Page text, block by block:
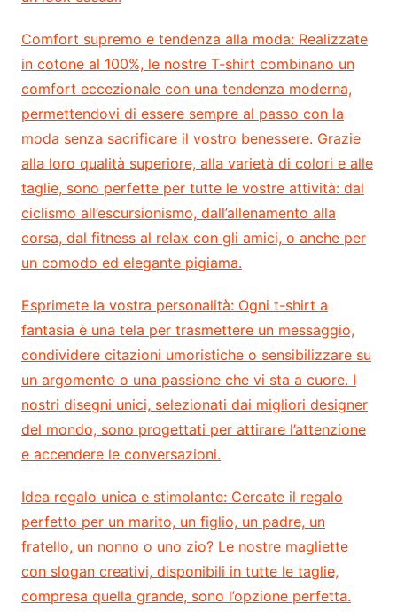
Comfort supremo e tendenza alla moda:Realizzate
in cotone al 100%, le nostre T-shirt combinano un
comfort eccezionale con una tendenza moderna,
permettendovi di essere sempre al passo con la
moda senza sacrificare il vostro benessere. Grazie
alla loro qualità superiore, alla varietà di colori e alle
taglie, sono perfette per tutte le vostre attività: dal
ciclismo all’escursionismo, dall’allenamento alla
corsa, dal fitness al relax con gli amici, o anche per
un comodo ed elegante pigiama.
Esprimete la vostra personalità:Ogni t-shirt a
fantasia è una tela per trasmettere un messaggio,
condividere citazioni umoristiche o sensibilizzare su
un argomento o una passione che vi sta a cuore. I
nostri disegni unici, selezionati dai migliori designer
del mondo, sono progettati per attirare l’attenzione
e accendere le conversazioni.
Idea regalo unica e stimolante:Cercate il regalo
perfetto per un marito, un figlio, un padre, un
fratello, un nonno o uno zio? Le nostre magliette
con slogan creativi, disponibili in tutte le taglie,
compresa quella grande, sono l’opzione perfetta.